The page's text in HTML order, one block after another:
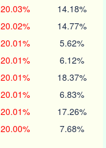
20.03% 14.18%
20.02% 14.77%
20.01% 5.62%
20.01% 6.12%
20.01% 18.37%
20.01% 6.83%
20.01% 17.26%
20.00% 7.68%